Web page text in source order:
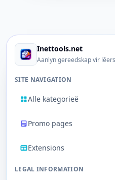
Inettools.net
Aanlyn gereedskap vir
SITE NAVIGATION
Alle kategorieë
Promo pages
Extensions
LEGAL INFORMATION